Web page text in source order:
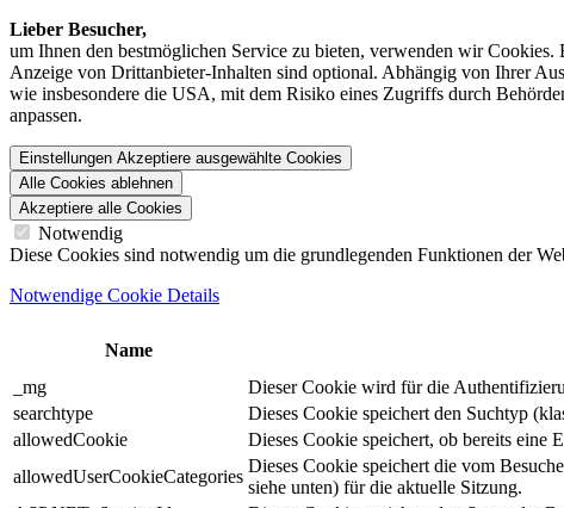
Lieber Besucher,
um Ihnen den best­möglichen Service zu bieten, verwenden wir
Anzeige von Dritt­anbieter-Inhalten sind optional. Abhängig von Ihrer
wie insbesondere die USA, mit dem Risiko eines Zugriffs durch
anpassen.
Einstellungen Akzeptiere ausgewählte Cookies
Alle Cookies ablehnen
Akzeptiere alle Cookies
Notwendig
Diese Cookies sind notwendig um die grundlegenden Funktionen der
Notwendige Cookie Details
Name
_mg
Dieser Cookie wird für die
searchtype
Dieses Cookie speichert den Suchtyp
allowedCookie
Dieses Cookie speichert, ob bereits eine
allowedUserCookieCategories
Dieses Cookie speichert die vom
siehe unten) für die aktuelle Sitzung.